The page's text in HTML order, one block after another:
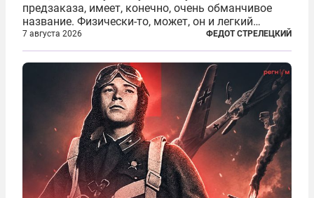
предзаказа, имеет, конечно, очень обманчивое
название. Физически-то, может, он и легкий
относительно. Но метафизически —
безотносительно тяжелый. Десять рассказов,
каждый из которых напрямую или косвенно (в
основном —...
7 августа 2026 ФЕДОТ СТРЕЛЕЦКИЙ